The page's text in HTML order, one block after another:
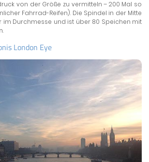
von der Größe zu vermitteln – 200 Mal so
Fahrrad-Reifen). Die Spindel in der Mitte
im Durchmesse und ist über 80 Speichen mit
London Eye